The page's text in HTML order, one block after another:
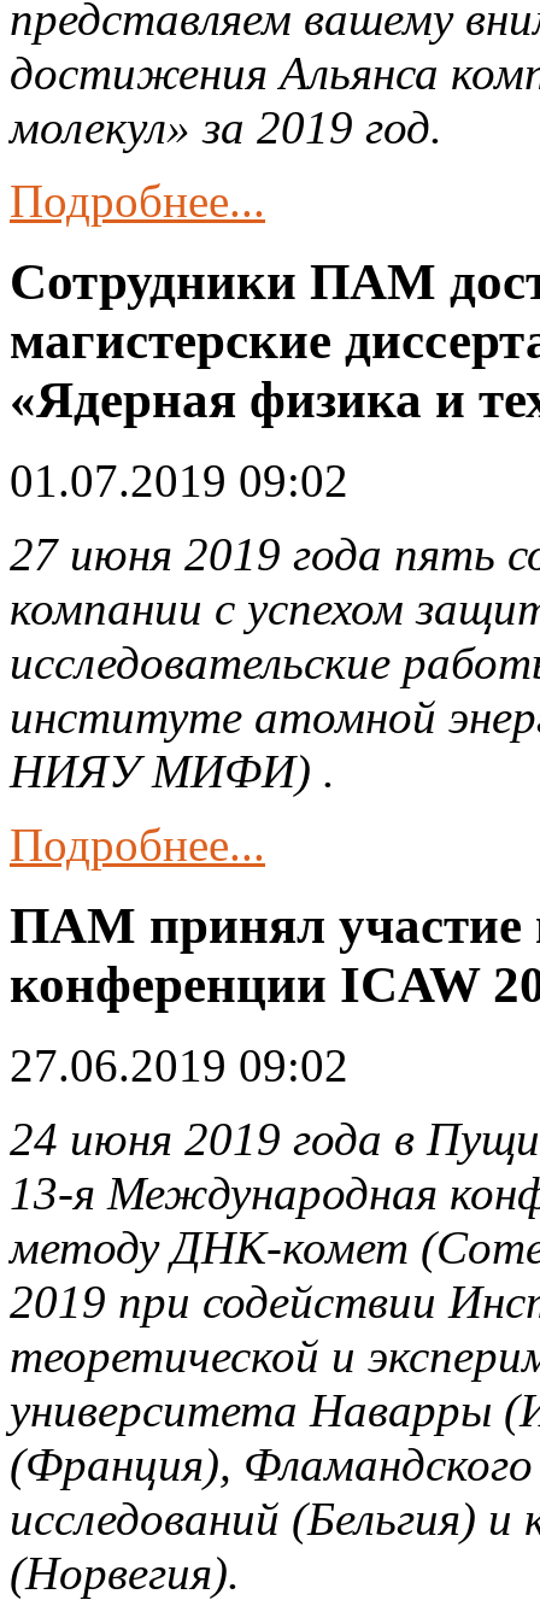
представляем вашему
достижения Альянса
молекул» за 2019 год.
Подробнее...
Сотрудники ПАМ
магистерские
«Ядерная физика и
01.07.2019 09:02
27 июня 2019 года пять
компании с успехом
исследовательские
институте атомной
НИЯУ МИФИ) .
Подробнее...
ПАМ принял участие
конференции ICAW
27.06.2019 09:02
24 июня 2019 года в
13-я Международная
методу ДНК-комет
2019 при содействии
теоретической и
университета Наварры
(Франция),
исследований (Бельгия)
(Норвегия).